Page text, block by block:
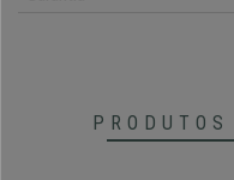
PRODUTOS